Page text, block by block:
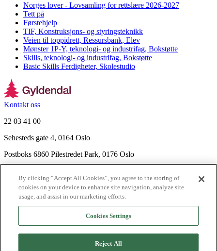
Norges lover - Lovsamling for rettslære 2026-2027
Tett på
Førstehjelp
TIF, Konstruksjons- og styringsteknikk
Veien til toppidrett, Ressursbank, Elev
Mønster 1P-Y, teknologi- og industrifag, Bokstøtte
Skills, teknologi- og industrifag, Bokstøtte
Basic Skills Ferdigheter, Skolestudio
Kontakt oss
22 03 41 00
Sehesteds gate 4, 0164 Oslo
Postboks 6860 Pilestredet Park, 0176 Oslo
Nyhetsbrev
Ledige stillinger
Send inn manus
By clicking “Accept All Cookies”, you agree to the storing of
cookies on your device to enhance site navigation, analyze site
usage, and assist in our marketing efforts.
Cookies Settings
Reject All